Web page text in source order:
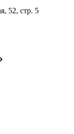
52, стр. 5